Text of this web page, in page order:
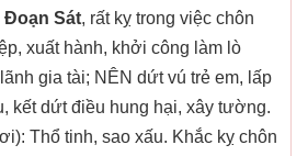
Đoạn Sát, rất kỵ trong việc chôn
xuất hành, khởi công làm lò
gia tài; NÊN dứt vú trẻ em, lấp
kết dứt điều hung hại, xây tường.
Thổ tinh, sao xấu. Khắc kỵ chôn